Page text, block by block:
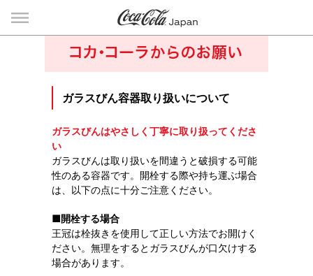
ガラスびん容器取り扱いについて
ガラスびんはやさしく丁寧に取り扱ってくださ
い
ガラスびんは取り扱いを間違うと破損する可能
性のある容器です。開栓する際や持ち運ぶ場合
は、以下の点に十分ご注意ください。
■開栓する場合
王冠は栓抜きを使用して正しい方法でお開けく
ださい。無理をするとガラスびんが口欠けする
場合があります。